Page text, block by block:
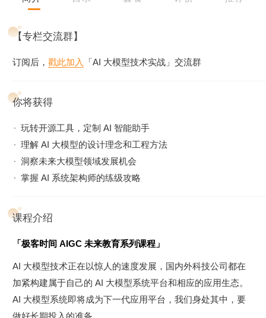
【专栏交流群】
订阅后， 戳此加入 「AI 大模型技术实战」交流群
你将获得
玩转开源工具，定制 AI 智能助手
理解 AI 大模型的设计理念和工程方法
洞察未来大模型领域发展机会
掌握 AI 系统架构师的练级攻略
课程介绍
「极客时间 AIGC 未来教育系列课程」
AI 大模型技术正在以惊人的速度发展，国内外科技公司都在
加紧构建属于自己的 AI 大模型系统平台和相应的应用生态。
AI 大模型系统即将成为下一代应用平台，我们身处其中，要
做好长期投入的准备。